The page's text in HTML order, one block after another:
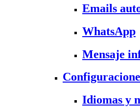
Emails
WhatsApp
Mensaje
Idiomas y